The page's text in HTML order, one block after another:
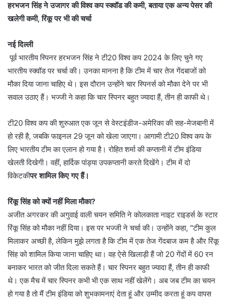
हरभजन सिंह ने उजागर की विश्व कप स्क्वॉड की कमी, बताया एक अन्य पेसर की
खलेगी कमी, रिंकू पर भी की चर्चा
नई दिल्ली
पूर्व भारतीय स्पिनर हरभजन सिंह ने टी20 विश्व कप 2024 के लिए चुने गए
भारतीय स्क्वॉड पर चर्चा की। उनका मानना है कि टीम में चार तेज गेंदबाजों को
मौका दिया जाना चाहिए थे। इस दौरान उन्होंने चार स्पिनर्स को मौका देने पर भी
सवाल उठाए हैं। भज्जी ने कहा कि चार स्पिनर बहुत ज्यादा हैं, तीन ही काफी थे।
टी20 विश्व कप की शुरुआत एक जून से वेस्टइंडीज-अमेरिका की सह-मेजबानी में
हो रही है, जबकि फाइनल 29 जून को खेला जाएगा। आगामी टी20 विश्व कप के
लिए भारतीय टीम का एलान हो गया है। रोहित शर्मा की कप्तानी में टीम इंडिया
खेलती दिखेगी। वहीं, हार्दिक पांड्या उपकप्तानी करते दिखेंगे। टीम में दो
विकेटकीपर शामिल किए गए हैं।
रिंकू सिंह को क्यों नहीं मिला मौका?
अजीत अगरकर की अगुवाई वाली चयन समिति ने कोलकाता नाइट राइडर्स के स्टार
रिंकू सिंह को मौका नहीं दिया। इस पर भज्जी ने चर्चा की। उन्होंने कहा, "टीम कुल
मिलाकर अच्छी है, लेकिन मुझे लगता है कि टीम में एक तेज गेंदबाज कम है और रिंकू
सिंह को शामिल किया जाना चाहिए था। वह ऐसे खिलाड़ी हैं जो 20 गेंदों में 60 रन
बनाकर भारत को जीत दिला सकते हैं। चार स्पिनर बहुत ज्यादा हैं, तीन ही काफी
थे। एक मैच में चार स्पिनर कभी भी एक साथ नहीं खेलेंगे। अब जब टीम का चयन
हो गया है तो मैं टीम इंडिया को शुभकामनाएं देता हूं और उम्मीद करता हूं कप वापस